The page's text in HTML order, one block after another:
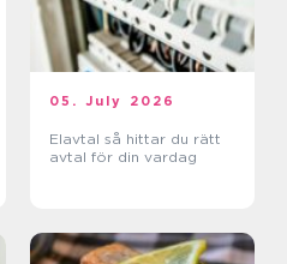
05. July 2026
Elavtal så hittar du rätt
avtal för din vardag